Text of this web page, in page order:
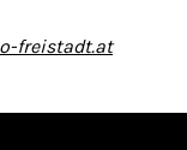
freistadt.at